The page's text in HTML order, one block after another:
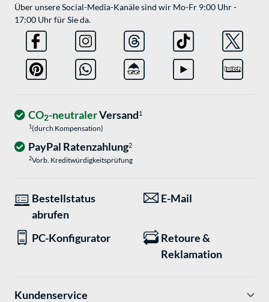
Über unsere Social-Media-Kanäle sind wir Mo-Fr 9:00 Uhr -
17:00 Uhr für Sie da.
CO2-neutralerVersand1
1(durch Kompensation)
PayPal Ratenzahlung2
2Vorb. Kreditwürdigkeitsprüfung
Bestellstatus
abrufen
E-Mail
PC-Konfigurator
Retoure &
Reklamation
Kundenservice